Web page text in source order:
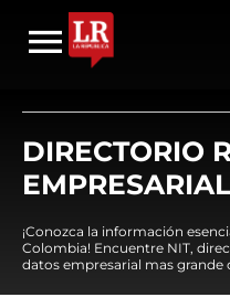
DIRECTORIO
EMPRESARIAL
¡Conozca la información
Colombia! Encuentre NIT,
datos empresarial mas grande